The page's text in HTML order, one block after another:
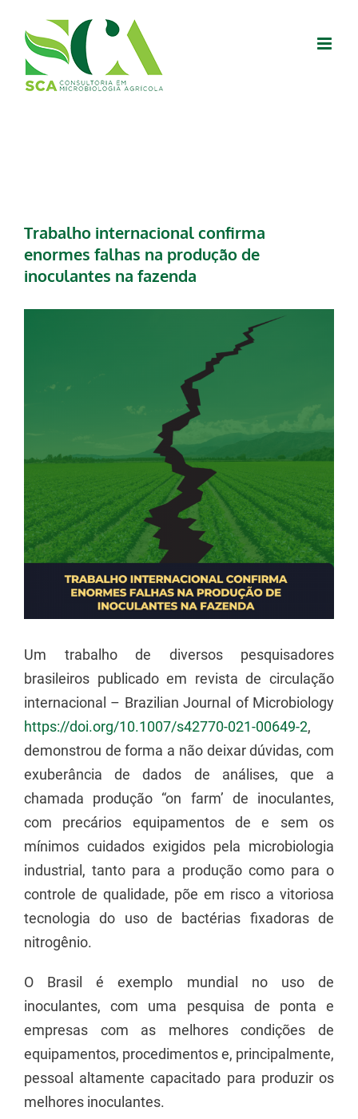
content
Trabalho internacional confirma
enormes falhas na produção de
inoculantes na fazenda
Um trabalho de diversos pesquisadores
brasileiros publicado em revista de circulação
internacional – Brazilian Journal of Microbiology
https://doi.org/10.1007/s42770-021-00649-2,
demonstrou de forma a não deixar dúvidas, com
exuberância de dados de análises, que a
chamada produção “on farm’ de inoculantes,
com precários equipamentos de e sem os
mínimos cuidados exigidos pela microbiologia
industrial, tanto para a produção como para o
controle de qualidade, põe em risco a vitoriosa
tecnologia do uso de bactérias fixadoras de
nitrogênio.
O Brasil é exemplo mundial no uso de
inoculantes, com uma pesquisa de ponta e
empresas com as melhores condições de
equipamentos, procedimentos e, principalmente,
pessoal altamente capacitado para produzir os
melhores inoculantes.